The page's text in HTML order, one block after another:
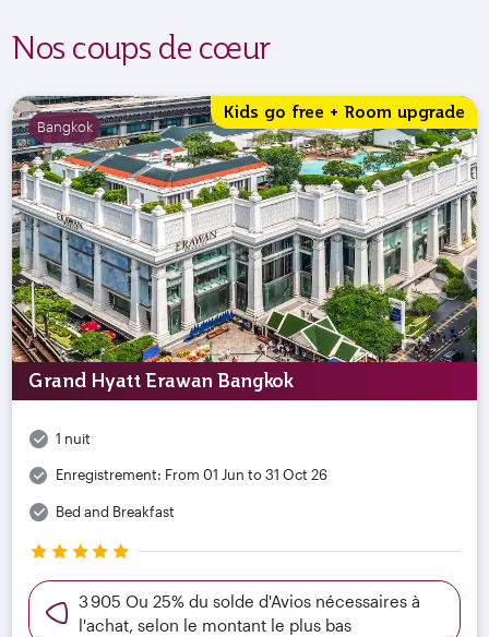
Nos coups de cœur
Bangkok
Kids go free + Room upgrade
Grand Hyatt Erawan Bangkok
1 nuit
Enregistrement: From 01 Jun to 31 Oct 26
Bed and Breakfast
3 905 Ou 25% du solde d'Avios nécessaires à
l'achat, selon le montant le plus bas